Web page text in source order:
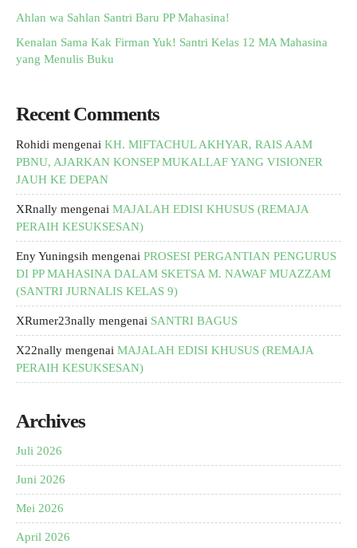
Ahlan wa Sahlan Santri Baru PP Mahasina!
Kenalan Sama Kak Firman Yuk! Santri Kelas 12 MA Mahasina
yang Menulis Buku
Recent Comments
Rohidi mengenai KH. MIFTACHUL AKHYAR, RAIS AAM
PBNU, AJARKAN KONSEP MUKALLAF YANG VISIONER
JAUH KE DEPAN
XRnally mengenai MAJALAH EDISI KHUSUS (REMAJA
PERAIH KESUKSESAN)
Eny Yuningsih mengenai PROSESI PERGANTIAN PENGURUS
DI PP MAHASINA DALAM SKETSA M. NAWAF MUAZZAM
(SANTRI JURNALIS KELAS 9)
XRumer23nally mengenai SANTRI BAGUS
X22nally mengenai MAJALAH EDISI KHUSUS (REMAJA
PERAIH KESUKSESAN)
Archives
Juli 2026
Juni 2026
Mei 2026
April 2026